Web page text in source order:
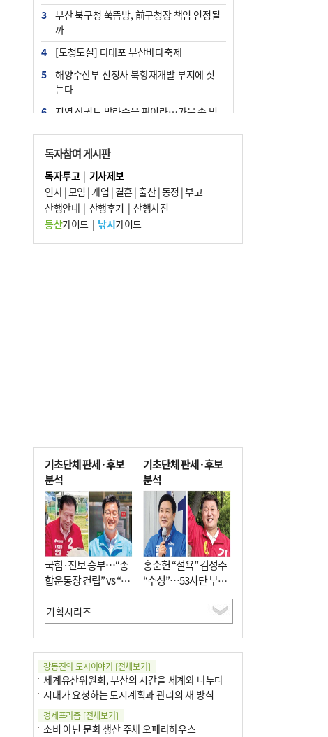
3
부산 북구청 쑥뜸방, 前구청장 책임 인정될
까
4
[도청도설] 다대포 부산바다축제
5
해양수산부 신청사 북항재개발 부지에 짓
는다
6
지역 상권도 말라죽을 판이라…가뭄 속 밀
7
법원, 단차 논란 북항 복합환승센터 공사중
지 관련 현장검증
8
통영시민 추석 전 35만 원 받는다
9
부산 철강공장 50대 노동자 추락사
10 국힘 부산시당, ‘정이한 조력’ 시의원 윤리
위에…‘한동훈 지지’도 신고접수
독자참여 게시판
독자투고| 기사제보
인사|모임 | 개업 | 결혼|출산|동정 |부고
산행안내 | 산행후기 | 산행사진
등산가이드| 낚시가이드
기초단체 판세·후보
분석
국힘·진보 승부…“종
합운동장 건립” vs “출
근 공공버스 도입”
기초단체 판세·후보
분석
홍순헌 “설욕” 김성수
“수성”…53사단 부지
개발엔 한 목소리
강동진의 도시이야기 [전체보기]
세계유산위원회, 부산의 시간을 세계와 나누다
시대가 요청하는 도시계획과 관리의 새 방식
경제프리즘 [전체보기]
소비 아닌 문화 생산 주체 오페라하우스